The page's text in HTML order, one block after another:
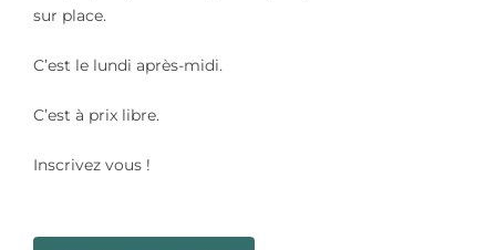
sur place.
C’est le lundi après-midi.
C’est à prix libre.
Inscrivez vous !